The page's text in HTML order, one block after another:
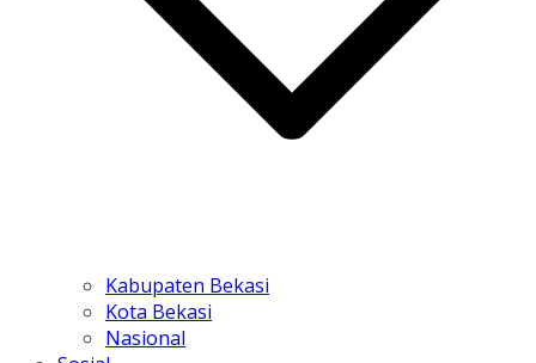
Kabupaten Bekasi
Kota Bekasi
Nasional